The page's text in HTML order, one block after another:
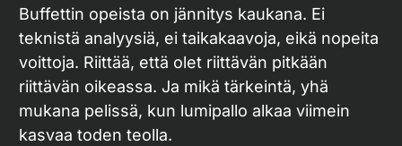
Buffettin opeista on jännitys kaukana. Ei
teknistä analyysiä, ei taikakaavoja, eikä nopeita
voittoja. Riittää, että olet riittävän pitkään
riittävän oikeassa. Ja mikä tärkeintä, yhä
mukana pelissä, kun lumipallo alkaa viimein
kasvaa toden teolla.